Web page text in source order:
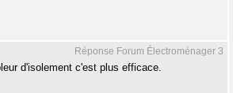
Réponse Forum Électroménager 3
d'isolement c'est plus efficace.